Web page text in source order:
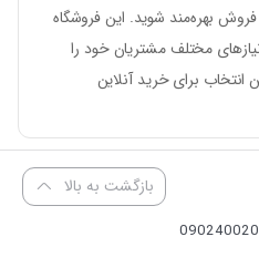
بهره‌مند شوید. این فروشگاه
نیازهای مختلف مشتریان خود را
انتخاب برای خرید آنلاین
بازگشت به بالا